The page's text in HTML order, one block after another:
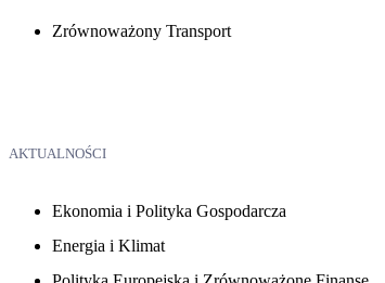
Zrównoważony Transport
AKTUALNOŚCI
Ekonomia i Polityka Gospodarcza
Energia i Klimat